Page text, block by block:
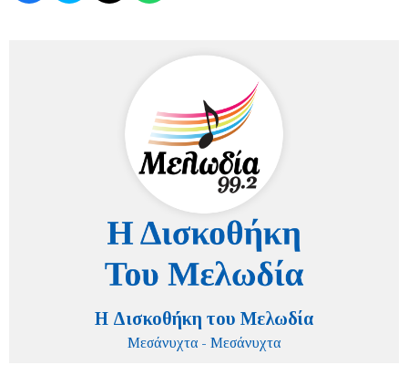
Η Δισκοθήκη του Μελωδία
Μεσάνυχτα - Μεσάνυχτα